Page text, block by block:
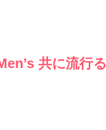
共に流行る